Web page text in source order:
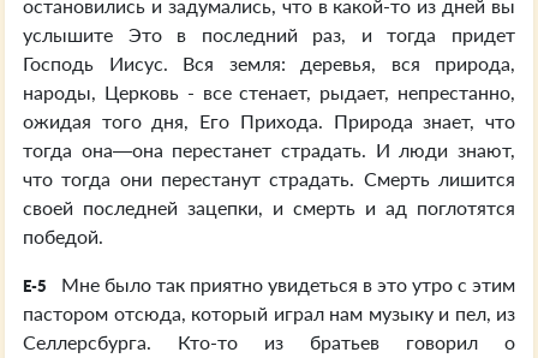
остановились и задумались, что в какой-то из дней вы
услышите Это в последний раз, и тогда придет
Господь Иисус. Вся земля: деревья, вся природа,
народы, Церковь - все стенает, рыдает, непрестанно,
ожидая того дня, Его Прихода. Природа знает, что
тогда она—она перестанет страдать. И люди знают,
что тогда они перестанут страдать. Смерть лишится
своей последней зацепки, и смерть и ад поглотятся
победой.
E-5
Мне было так приятно увидеться в это утро с этим
пастором отсюда, который играл нам музыку и пел, из
Селлерсбурга. Кто-то из братьев говорил о